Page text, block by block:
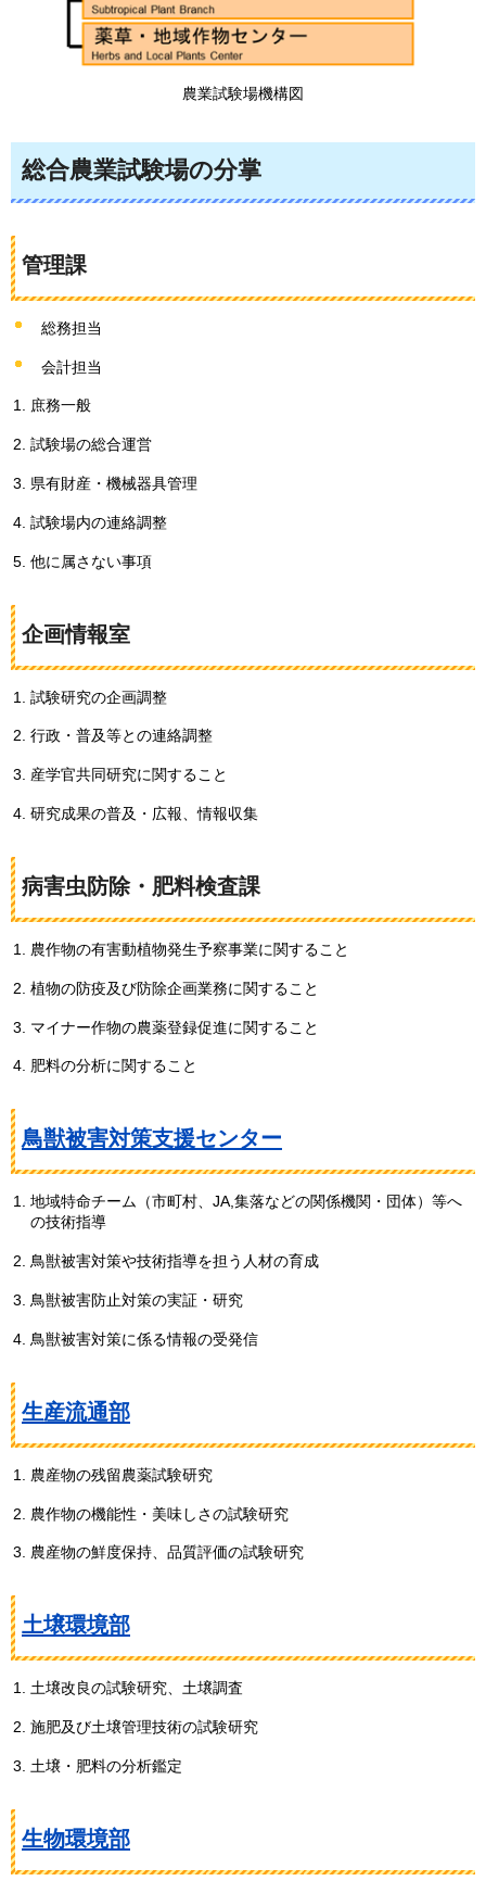
農業試験場機構図
総合農業試験場の分掌
管理課
総務担当
会計担当
庶務一般
試験場の総合運営
県有財産・機械器具管理
試験場内の連絡調整
他に属さない事項
企画情報室
試験研究の企画調整
行政・普及等との連絡調整
産学官共同研究に関すること
研究成果の普及・広報、情報収集
病害虫防除・肥料検査課
農作物の有害動植物発生予察事業に関すること
植物の防疫及び防除企画業務に関すること
マイナー作物の農薬登録促進に関すること
肥料の分析に関すること
鳥獣被害対策支援センター
地域特命チーム（市町村、JA,集落などの関係機関・団体）等へ
の技術指導
鳥獣被害対策や技術指導を担う人材の育成
鳥獣被害防止対策の実証・研究
鳥獣被害対策に係る情報の受発信
生産流通部
農産物の残留農薬試験研究
農作物の機能性・美味しさの試験研究
農産物の鮮度保持、品質評価の試験研究
土壌環境部
土壌改良の試験研究、土壌調査
施肥及び土壌管理技術の試験研究
土壌・肥料の分析鑑定
生物環境部